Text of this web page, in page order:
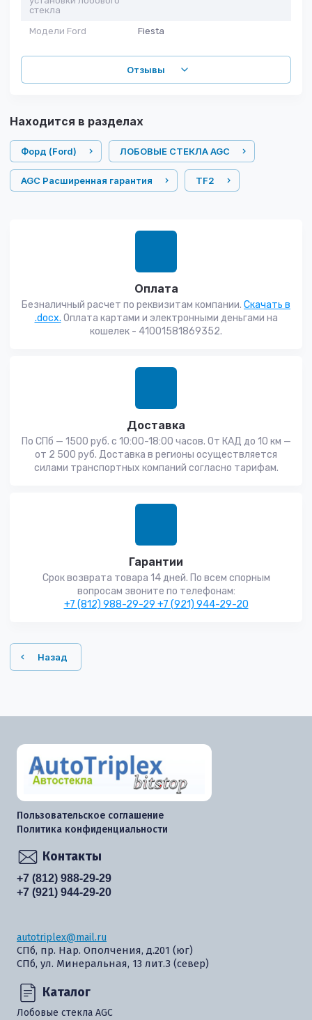
стекла
Модели Ford
Fiesta
Отзывы
Находится в разделах
Форд (Ford) ЛОБОВЫЕ СТЕКЛА AGC
AGC Расширенная гарантия TF2
Оплата
Безналичный расчет по реквизитам компании. Скачать в
.docx. Оплата картами и электронными деньгами на
кошелек - 41001581869352.
Доставка
По СПб — 1500 руб. с 10:00-18:00 часов. От КАД до 10 км —
от 2 500 руб. Доставка в регионы осуществляется
силами транспортных компаний согласно тарифам.
Гарантии
Срок возврата товара 14 дней. По всем спорным
вопросам звоните по телефонам:
+7 (812) 988-29-29 +7 (921) 944-29-20
Назад
Пользовательское соглашение
Политика конфиденциальности
Каталог
Лобовые стекла AGC
Контакты
+7 (812) 988-29-29
+7 (921) 944-29-20
autotriplex@mail.ru
СПб, пр. Нар. Ополчения, д.201 (юг)
СПб, ул. Минеральная, 13 лит.З (север)